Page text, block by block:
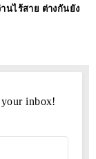
นไร้สาย ต่างกันยัง
inbox!